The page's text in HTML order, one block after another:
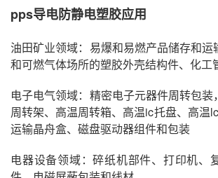
pps导电防静电塑胶应用
油田矿业领域：易爆和易燃产品储存和运
和可燃气体场所的塑胶外壳结构件、化工
电子电气领域：精密电子元器件周转包
周转架、高温周转箱、高温ic托盘、高温
运输晶舟盒、磁盘驱动器组件和包装
电器设备领域：碎纸机部件、打印机、